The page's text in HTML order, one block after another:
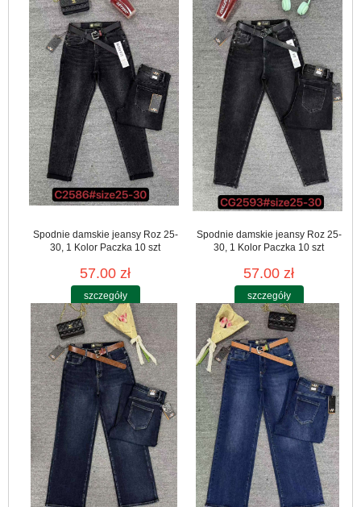
Spodnie damskie jeansy Roz 25-
30, 1 Kolor Paczka 10 szt
57.00 zł
szczegóły
Spodnie damskie jeansy Roz 25-
30, 1 Kolor Paczka 10 szt
57.00 zł
szczegóły